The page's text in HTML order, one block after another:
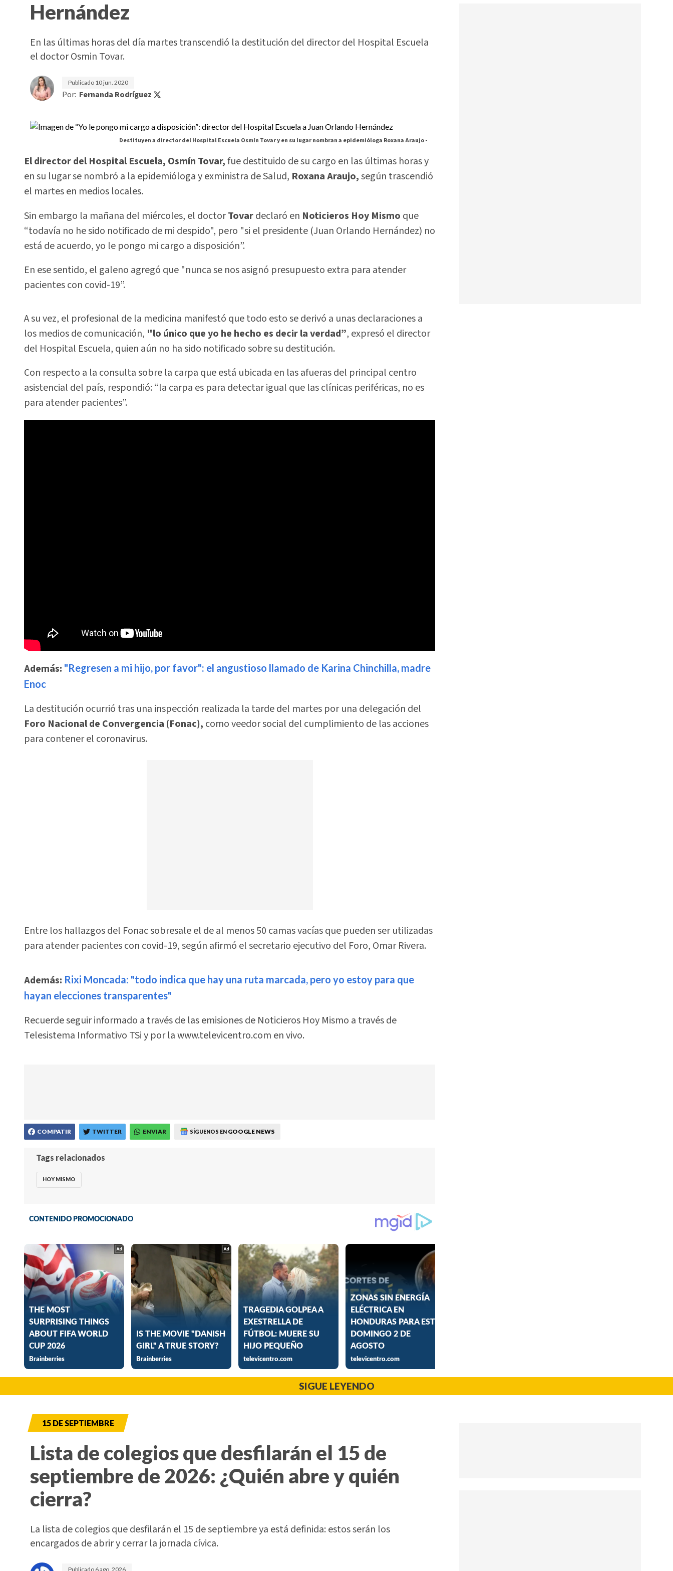
Hernández
En las últimas horas del día martes transcendió la destitución del director del Hospital Escuela
el doctor Osmin Tovar.
Publicado 10 jun. 2020
Por: Fernanda Rodríguez
Destituyen a director del Hospital Escuela Osmín Tovar y en su lugar nombran a epidemióloga Roxana Araujo -
El director del Hospital Escuela, Osmín Tovar,fue destituido de su cargo en las últimas horas y
en su lugar se nombró a la epidemióloga y exministra de Salud, Roxana Araujo,según trascendió
el martes en medios locales.
Sin embargo la mañana del miércoles, el doctorTovardeclaró en Noticieros Hoy Mismo que
“todavía no he sido notificado de mi despido", pero "si el presidente (Juan Orlando Hernández) no
está de acuerdo, yo le pongo mi cargo a disposición”.
En ese sentido, el galeno agregó que "nunca se nos asignó presupuesto extra para atender
pacientes con covid-19”.
A su vez, el profesional de la medicina manifestó que todo esto se derivó a unas declaraciones a
los medios de comunicación, "lo único que yo he hecho es decir la verdad”, expresó el director
del Hospital Escuela, quien aún no ha sido notificado sobre su destitución.
Con respecto a la consulta sobre la carpa que está ubicada en las afueras del principal centro
asistencial del país, respondió: “la carpa es para detectar igual que las clínicas periféricas, no es
para atender pacientes”.
Además: "Regresen a mi hijo, por favor": el angustioso llamado de Karina Chinchilla, madre
Enoc
La destitución ocurrió tras una inspección realizada la tarde del martes por una delegación del
Foro Nacional de Convergencia (Fonac), como veedor social del cumplimiento de las acciones
para contener el coronavirus.
Entre los hallazgos del Fonac sobresale el de al menos 50 camas vacías que pueden ser utilizadas
para atender pacientes con covid-19, según afirmó el secretario ejecutivo del Foro, Omar Rivera.
Además: Rixi Moncada: "todo indica que hay una ruta marcada, pero yo estoy para que
hayan elecciones transparentes"
Recuerde seguir informado a través de las emisiones de Noticieros Hoy Mismo a través de
Telesistema Informativo TSi y por la www.televicentro.com en vivo.
COMPATIR TWITTER ENVIAR SÍGUENOS EN GOOGLE NEWS
Tags relacionados
HOY MISMO
SIGUE LEYENDO
15 DE SEPTIEMBRE
Lista de colegios que desfilarán el 15 de
septiembre de 2026: ¿Quién abre y quién
cierra?
La lista de colegios que desfilarán el 15 de septiembre ya está definida: estos serán los
encargados de abrir y cerrar la jornada cívica.
Publicado 6 ago. 2026